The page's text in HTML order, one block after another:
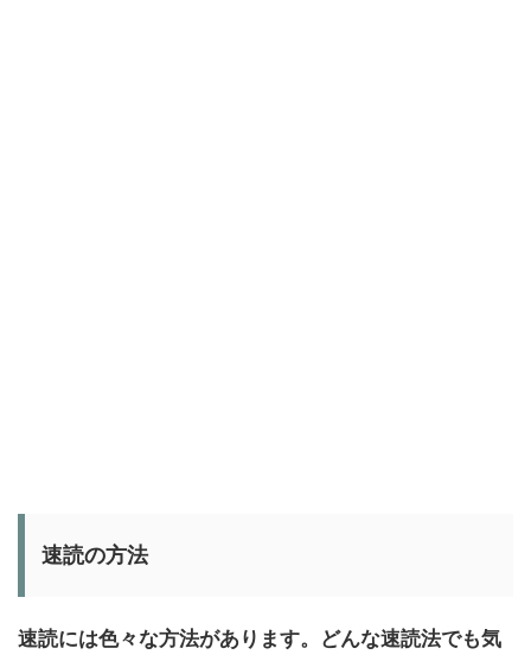
速読の方法
速読には色々な方法があります。どんな速読法でも気